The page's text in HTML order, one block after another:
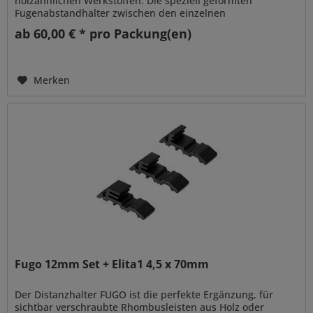
Fugenabstandhalter zwischen den einzelnen
Rhombusleisten schaffen ein...
ab 60,00 € * pro Packung(en)
Merken
Fugo 12mm Set + Elita1 4,5 x 70mm
Der Distanzhalter FUGO ist die perfekte Ergänzung, für
sichtbar verschraubte Rhombusleisten aus Holz oder